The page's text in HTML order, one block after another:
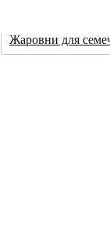
Жаровни для